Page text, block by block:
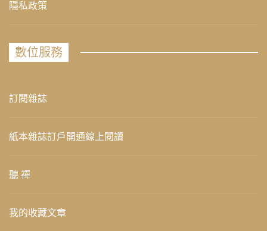
隱私政策
數位服務
訂閱雜誌
紙本雜誌訂戶開通線上閱讀
聽 禪
我的收藏文章